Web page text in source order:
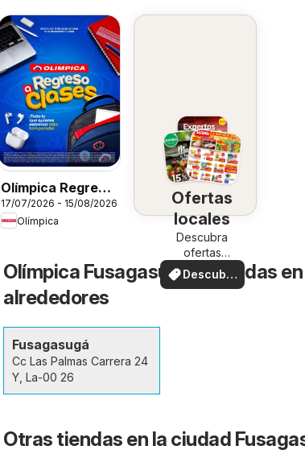
Olímpica Regreso
a clases
17/07/2026 - 15/08/2026
Olímpica
Ofertas
locales
Descubra
ofertas
especiales
Descubre
ofertas
Olímpica Fusagasugá - Tiendas
alrededores
Fusagasugá
Cc Las Palmas Carrera 24
Y, La-00 26
Otras tiendas en la ciudad